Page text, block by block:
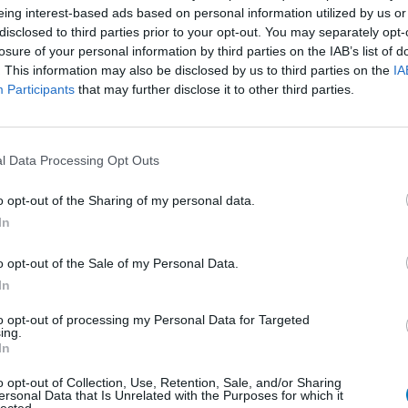
interest-based ads based on personal information utilized by us
to third parties prior to your opt-out. You may separately
of your personal information by third parties on the IAB’s list of
This information may also be disclosed by us to third parties on the
Participants that may further disclose it to other third parties.
Data Processing Opt Outs
opt-out of the Sharing of my personal data.
opt-out of the Sale of my Personal Data.
opt-out of processing my Personal Data for Targeted
opt-out of Collection, Use, Retention, Sale, and/or Sharing
Data that Is Unrelated with the Purposes for which it
Effectiviteit
Hoeveelheid bijwerkingen
Bijwerkingen
droge mond
Osempic
zijn
viel 25 kilo
ik heb
weer
iets
Anticonceptie - overig
Depressie - antidepressiva SSRI